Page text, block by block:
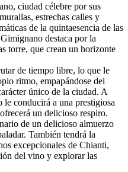
ciudad célebre por sus
estrechas calles y
de la quintaesencia de las
destaca por la
torre, que crean un horizonte
de tiempo libre, lo que le
ritmo, empapándose del
único de la ciudad. A
le conducirá a una prestigiosa
un delicioso respiro.
de un delicioso almuerzo
También tendrá la
excepcionales de Chianti,
del vino y explorar las